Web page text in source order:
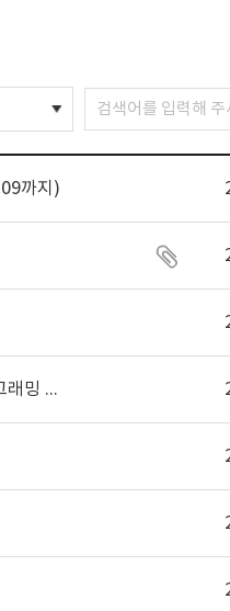
까지)
[대회안내] ACPC 2026 (AWS × Codetree) 전국 대학생/대학원생 프로그래밍 경진대회 개최 안내 (마감 임박)